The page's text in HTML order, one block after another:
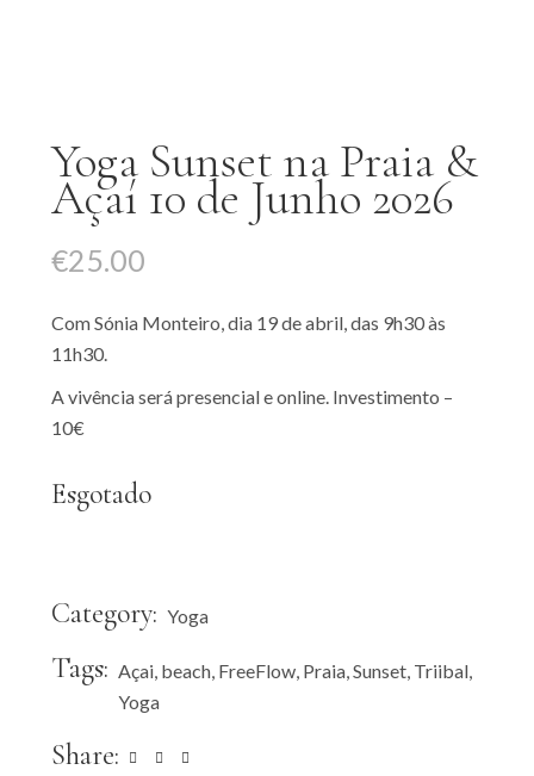
Yoga Sunset na Praia &
Açaí 10 de Junho 2026
€25.00
Com Sónia Monteiro, dia 19 de abril, das 9h30 às
11h30.
A vivência será presencial e online. Investimento –
10€
Esgotado
Category: Yoga
Tags: Açai, beach, FreeFlow, Praia,Sunset, Triibal,
Yoga
Share: